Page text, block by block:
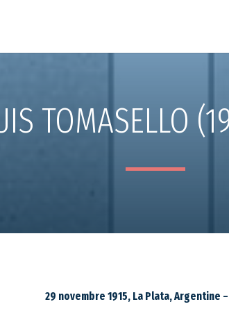
TOMASELLO
29 novembre 1915, La Plata, Argentine